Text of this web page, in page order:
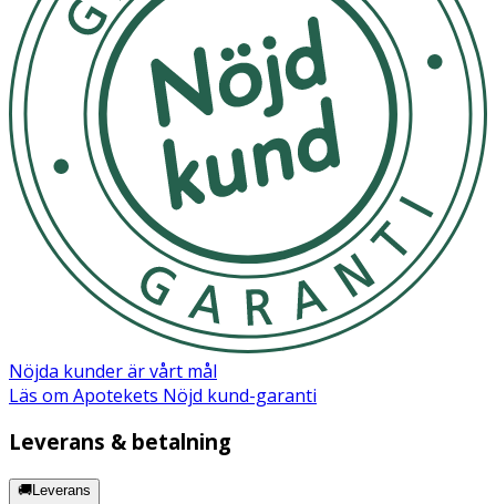
Nöjda kunder är vårt mål
Läs om Apotekets Nöjd kund-garanti
Leverans & betalning
🚚Leverans